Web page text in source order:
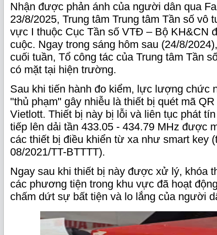
Nhận được phản ánh của người dân qua
23/8/2025, Trung tâm Trung tâm Tần số vô
vực I thuộc Cục Tần số VTĐ – Bộ KH&CN
cuộc. Ngay trong sáng hôm sau (24/8/
cuối tuần, Tổ công tác của Trung tâm Tần
có mặt tại hiện trường.
Sau khi tiến hành đo kiểm, lực lượng chức
"thủ phạm" gây nhiễu là thiết bị quét mã
Vietlott. Thiết bị này bị lỗi và liên tục phát
tiếp lên dải tần 433.05 - 434.79 MHz được
các thiết bị điều khiển từ xa như smart key
08/2021/TT-BTTTT).
Ngay sau khi thiết bị này được xử lý, khóa
các phương tiện trong khu vực đã hoạt
chấm dứt sự bất tiện và lo lắng của người